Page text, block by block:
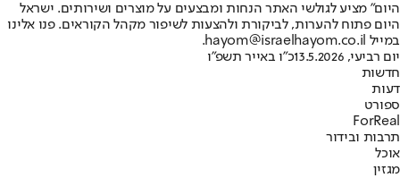
היום" מציע לגולשי האתר הנחות ומבצעים על מוצרים ושירותים. ישראל
היום פתוח להערות, לביקורת ולהצעות לשיפור מקהל הקוראים. פנו אלינו
במייל hayom@israelhayom.co.il.
יום רביעי, 13.5.2026
כ"ו באייר תשפ"ו
חדשות
דעות
ספורט
ForReal
תרבות ובידור
אוכל
מגזין